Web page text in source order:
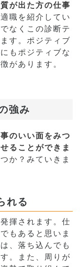
が出た方の仕事
職を紹介してい
なくこの診断テ
す。ポジティブ
もポジティブな
があります。
強み
のいい面をみつ
ることができま
か？みていきま
れる
揮されます。仕
もあると思いま
、落ち込んでも
。また、周りが